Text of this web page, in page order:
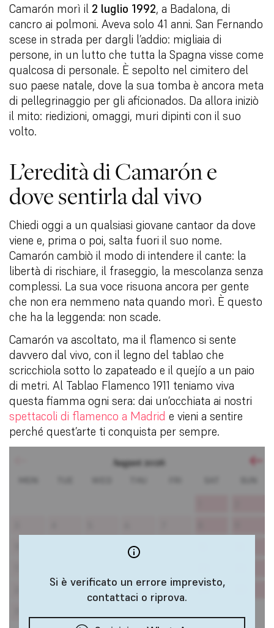
Camarón morì il 2 luglio 1992, a Badalona, di
cancro ai polmoni. Aveva solo 41 anni. San Fernando
scese in strada per dargli l’addio: migliaia di
persone, in un lutto che tutta la Spagna visse come
qualcosa di personale. È sepolto nel cimitero del
suo paese natale, dove la sua tomba è ancora meta
di pellegrinaggio per gli aficionados. Da allora iniziò
il mito: riedizioni, omaggi, muri dipinti con il suo
volto.
L’eredità di Camarón e
dove sentirla dal vivo
Chiedi oggi a un qualsiasi giovane cantaor da dove
viene e, prima o poi, salta fuori il suo nome.
Camarón cambiò il modo di intendere il cante: la
libertà di rischiare, il fraseggio, la mescolanza senza
complessi. La sua voce risuona ancora per gente
che non era nemmeno nata quando morì. È questo
che ha la leggenda: non scade.
Camarón va ascoltato, ma il flamenco si sente
davvero dal vivo, con il legno del tablao che
scricchiola sotto lo zapateado e il quejío a un paio
di metri. Al Tablao Flamenco 1911 teniamo viva
questa fiamma ogni sera: dai un’occhiata ai nostri
spettacoli di flamenco a Madrid e vieni a sentire
perché quest’arte ti conquista per sempre.